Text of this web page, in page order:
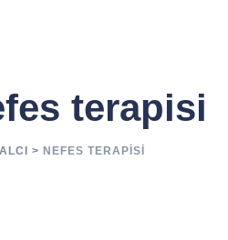
terapisi
> NEFES TERAPISI